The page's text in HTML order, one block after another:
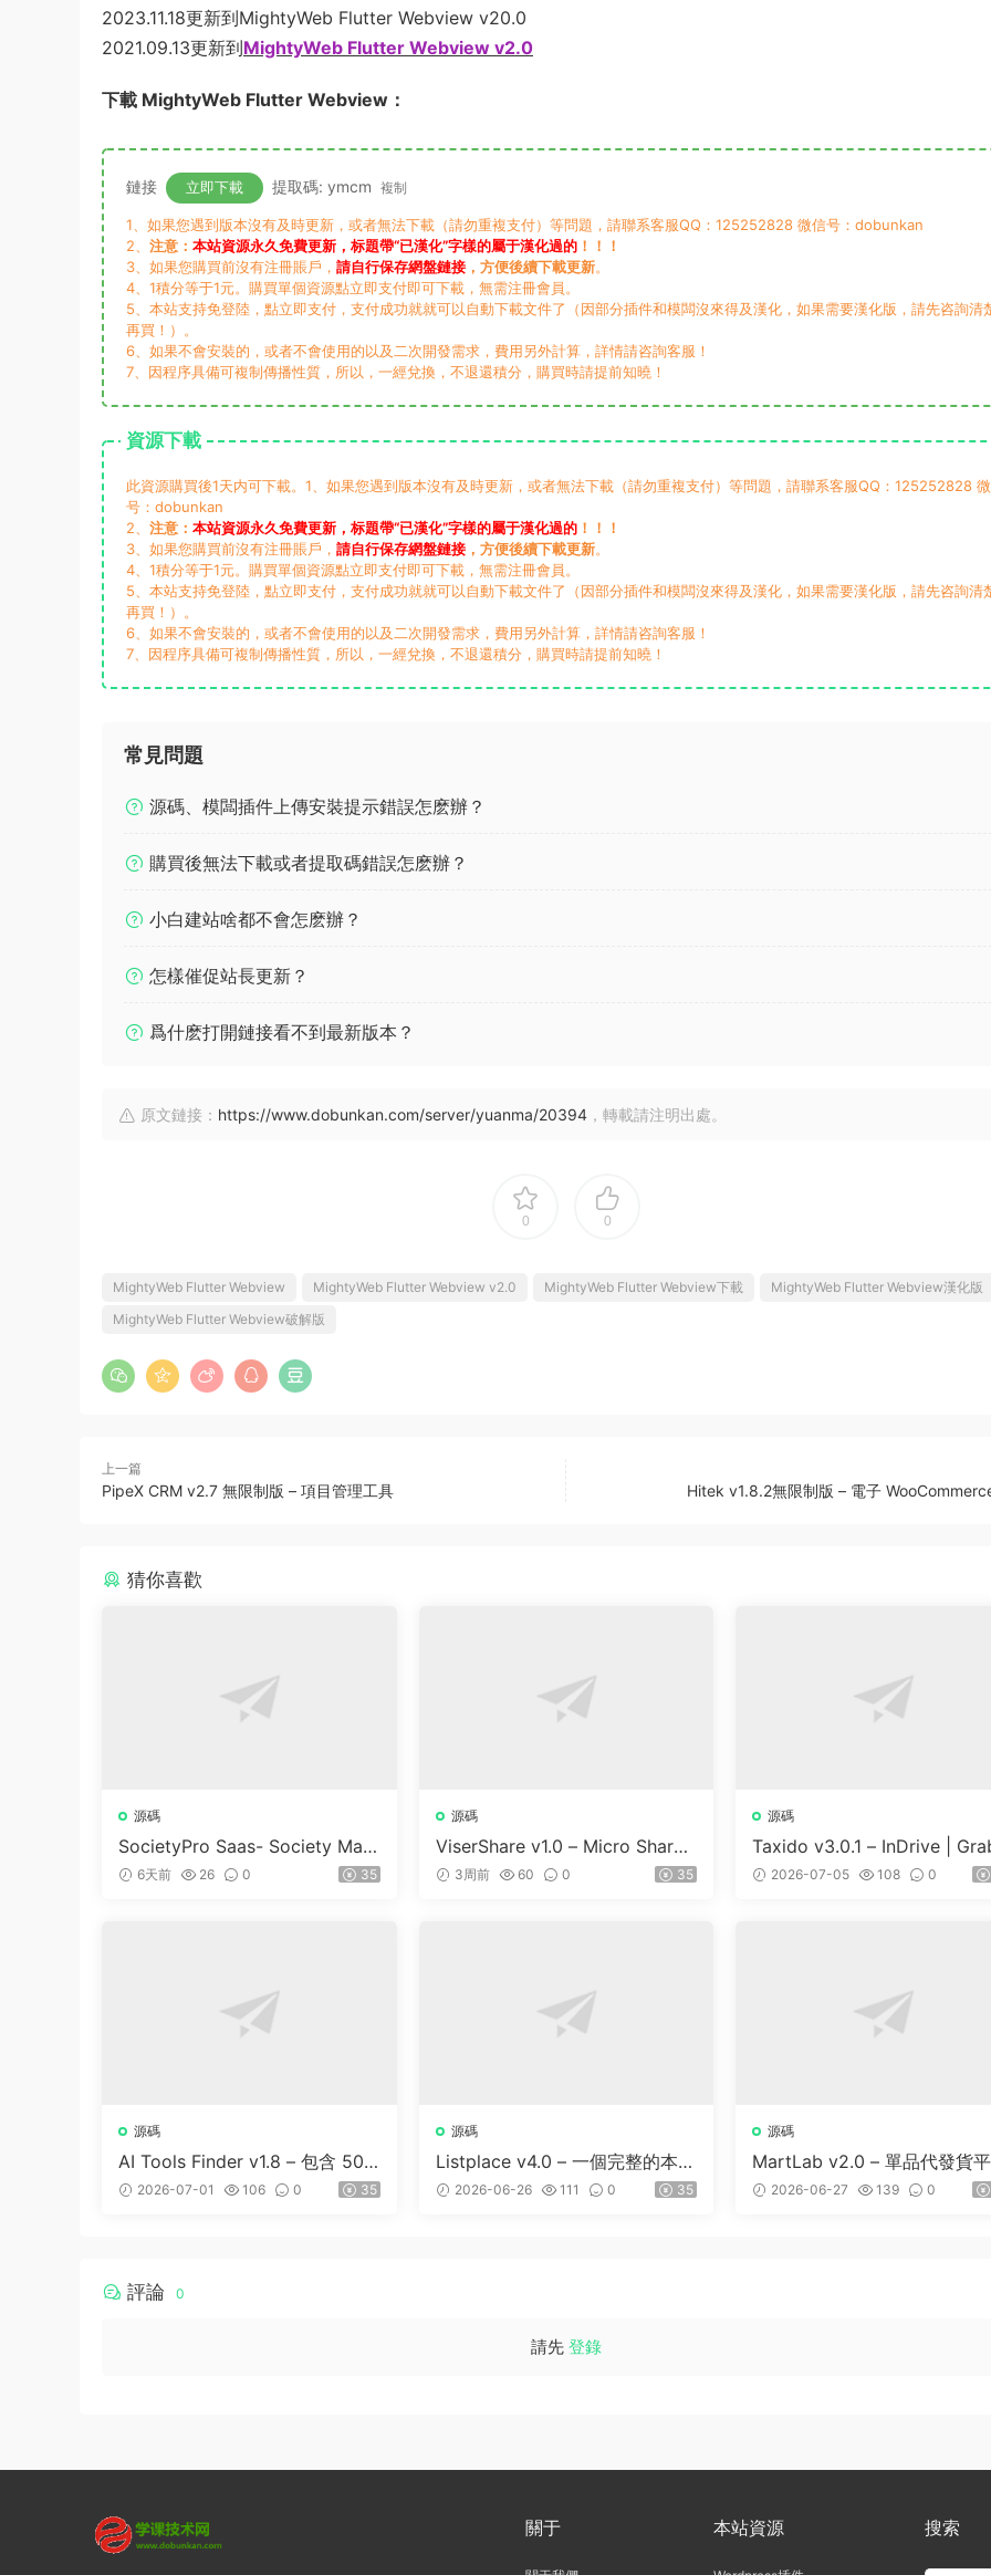
2023.11.18更新到MightyWeb Flutter Webview v20.0
2021.09.13更新到MightyWeb Flutter Webview v2.0
下載 MightyWeb Flutter Webview：
鏈接 立即下載 提取碼: ymcm 複制
1、如果您遇到版本沒有及時更新，或者無法下載（請勿重複支付）等問題，請聯系客服QQ：125252828 微信号：dobunkan
2、 注意： 本站資源永久免費更新，标題帶“已漢化”字樣的屬于漢化過的 ！！！
3、如果您購買前沒有注冊賬戶， 請自行保存網盤鏈接 ，方便後續下載更新。
4、1積分等于1元。購買單個資源點立即支付即可下載，無需注冊會員。
5、本站支持免登陸，點立即支付，支付成功就就可以自動下載文件了（因部分插件和模闆沒來得及漢化，如果需要漢化版，請先咨詢清
再買！）。
6、如果不會安裝的，或者不會使用的以及二次開發需求，費用另外計算，詳情請咨詢客服！
7、因程序具備可複制傳播性質，所以，一經兌換，不退還積分，購買時請提前知曉！
資源下載
此資源購買後1天内可下載。1、如果您遇到版本沒有及時更新，或者無法下載（請勿重複支付）等問題，請聯系客服QQ：125252828
号：dobunkan
2、 注意： 本站資源永久免費更新，标題帶“已漢化”字樣的屬于漢化過的 ！！！
3、如果您購買前沒有注冊賬戶， 請自行保存網盤鏈接 ，方便後續下載更新。
4、1積分等于1元。購買單個資源點立即支付即可下載，無需注冊會員。
5、本站支持免登陸，點立即支付，支付成功就就可以自動下載文件了（因部分插件和模闆沒來得及漢化，如果需要漢化版，請先咨詢清
再買！）。
6、如果不會安裝的，或者不會使用的以及二次開發需求，費用另外計算，詳情請咨詢客服！
7、因程序具備可複制傳播性質，所以，一經兌換，不退還積分，購買時請提前知曉！
常見問題
源碼、模闆插件上傳安裝提示錯誤怎麽辦？
購買後無法下載或者提取碼錯誤怎麽辦？
小白建站啥都不會怎麽辦？
怎樣催促站長更新？
爲什麽打開鏈接看不到最新版本？
原文鏈接： https://www.dobunkan.com/server/yuanma/20394 ，轉載請注明出處。
0 0
MightyWeb Flutter Webview MightyWeb Flutter Webview v2.0 MightyWeb Flutter Webview下載
MightyWeb Flutter Webview漢化版
MightyWeb Flutter Webview破解版
上一篇
PipeX CRM v2.7 無限制版 – 項目管理工具 Hitek v1.8.2無限制版 – 電子
猜你喜歡
源碼
SocietyPro Saas- Society Man
agement Software v1.0.73
6天前 26 0 35
源碼
ViserShare v1.0 – Micro Share
Trading And Prediction Platfor
3周前 60 0 35
源碼
Taxido v3.0.1 – InDrive |
Uber Clone | Taxi Booking
2026-07-05 108 0
源碼
AI Tools Finder v1.8 – 包含 500
0 多種工具、訂閱、廣告和聯盟
2026-07-01 106 0 35
源碼
Listplace v4.0 – 一個完整的本地
商家名錄平台
2026-06-26 111 0 35
源碼
MartLab v2.0 – 單品代發貨
2026-06-27 139 0
評論 0
請先 登錄
關于 本站資源 搜索